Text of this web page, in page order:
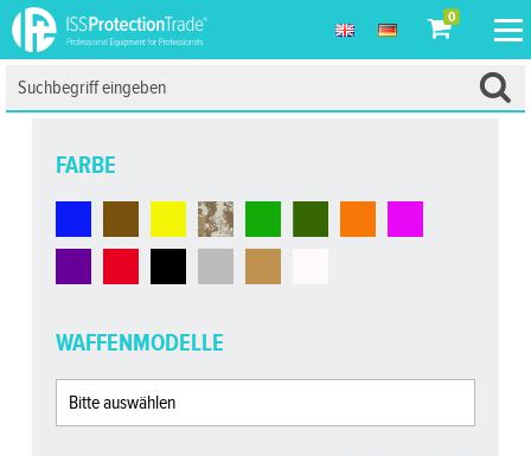
0
FARBE
WAFFENMODELLE